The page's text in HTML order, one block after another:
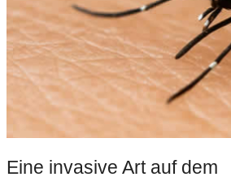
Eine invasive Art auf dem